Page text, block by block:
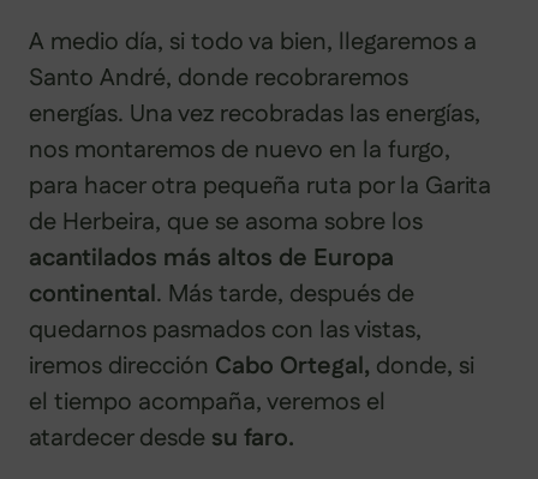
A medio día, si todo va bien, llegaremos a
Santo André, donde recobraremos
energías. Una vez recobradas las energías,
nos montaremos de nuevo en la furgo,
para hacer otra pequeña ruta por la Garita
de Herbeira, que se asoma sobre los
acantilados más altos de Europa
continental. Más tarde, después de
quedarnos pasmados con las vistas,
iremos dirección Cabo Ortegal, donde, si
el tiempo acompaña, veremos el
atardecer desde su faro.